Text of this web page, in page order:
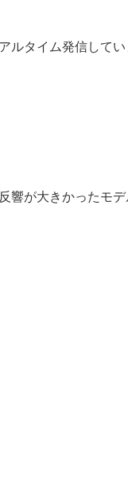
ルタイム発信してい
響が大きかったモ